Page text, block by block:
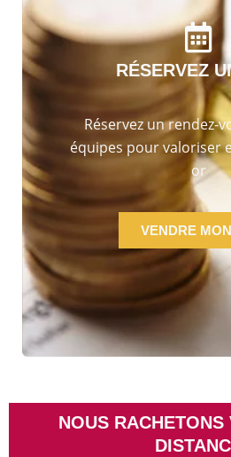
RÉSERVEZ
Réservez un rendez-
équipes pour valoriser
or
VENDRE
NOUS